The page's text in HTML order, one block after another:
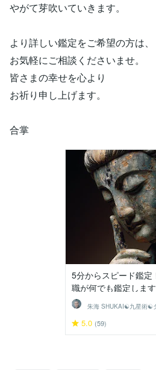
やがて芽吹いていきます。
より詳しい鑑定をご希望の方は、
お気軽にご相談くださいませ。
皆さまの幸せを心より
お祈り申し上げます。
合掌
5分からスピード鑑定
職が何でも鑑定します
5.0 (59)